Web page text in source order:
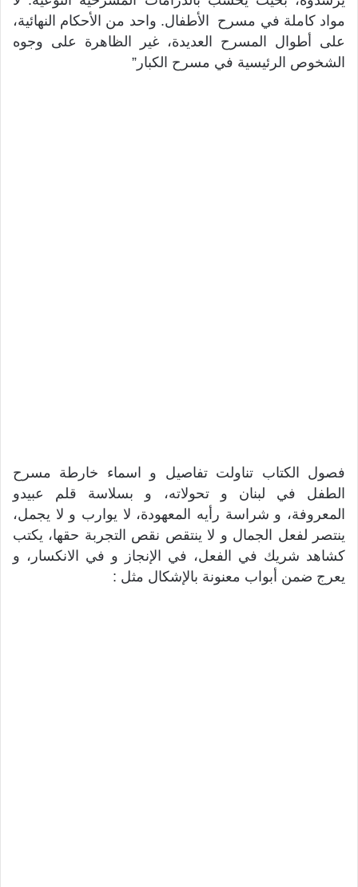
مواد كاملة في مسرح الأطفال. واحد من الأحكام النهائية،
على أطوال المسرح العديدة، غير الظاهرة على وجوه
الشخوص الرئيسية في مسرح الكبار”
فصول الكتاب تناولت تفاصيل و اسماء خارطة مسرح
الطفل في لبنان و تحولاته، و بسلاسة قلم عبيدو
المعروفة، و شراسة رأيه المعهودة، لا يوارب و لا يجمل،
ينتصر لفعل الجمال و لا ينتقص نقص التجربة حقها، يكتب
كشاهد شريك في الفعل، في الإنجاز و في الانكسار، و
يعرج ضمن أبواب معنونة بالإشكال مثل :